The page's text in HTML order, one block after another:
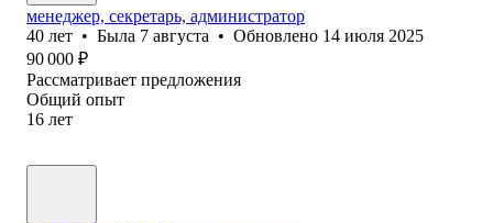
менеджер, секретарь, администратор
40 лет • Была 7 августа • Обновлено 14 июля 2025
90 000 ₽
Рассматривает предложения
Общий опыт
16 лет